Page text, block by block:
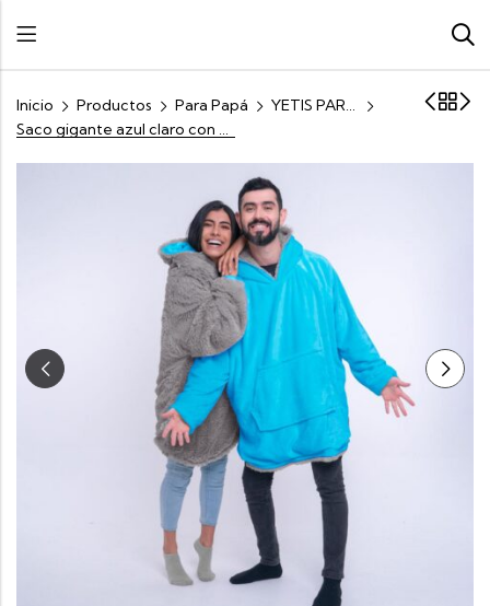
Inicio Productos Para Papá
YETIS PARA PAPÁ
Saco gigante azul claro con gris claro